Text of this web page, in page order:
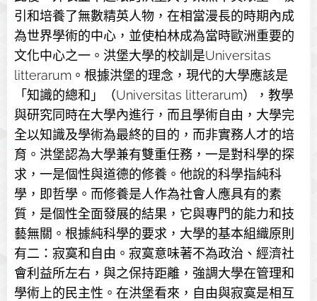
引和培養了無數精英人物，在相當漫長的時期內成
為世界學術的中心，並使柏林成為當時歐洲重要的
文化中心之一。洪堡大學的校訓是Universitas
litterarum。根據洪堡的理念，現代的大學應該是
「知識的總和」（Universitas litterarum），教學
與研究同時在大學內進行，而且學術自由，大學完
全以知識及學術為最終的目的，而非實務人才的培
育。洪堡認為大學兼有雙重任務，一是對科學的探
求，一是個性與道德的修養。他說的科學指純科
學，即哲學。而修養是人作為社會人應具有的素
質，是個性全面發展的結果，它與專門的能力和技
藝無關。根據純科學的要求，大學的基本組織原則
有二：寂寞和自由。寂寞意味著不為政治、經濟社
會利益所左右，與之保持距離，強調大學在管理和
學術上的民主性。在洪堡看來，自由與寂寞是相互